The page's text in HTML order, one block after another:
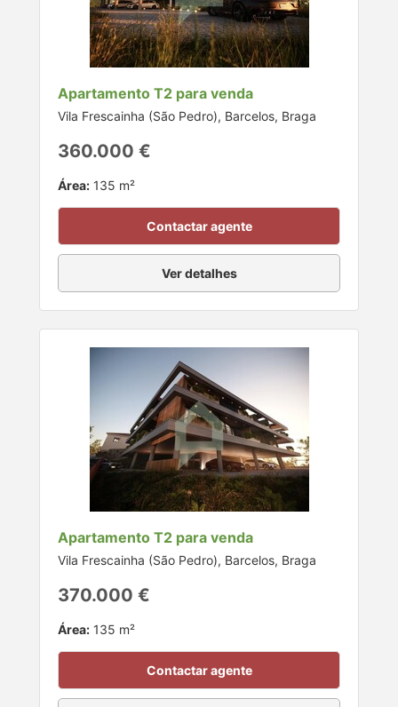
Apartamento T2 para venda
Vila Frescainha (São Pedro), Barcelos, Braga
360.000 €
Área: 135 m²
Contactar agente
Ver detalhes
Apartamento T2 para venda
Vila Frescainha (São Pedro), Barcelos, Braga
370.000 €
Área: 135 m²
Contactar agente